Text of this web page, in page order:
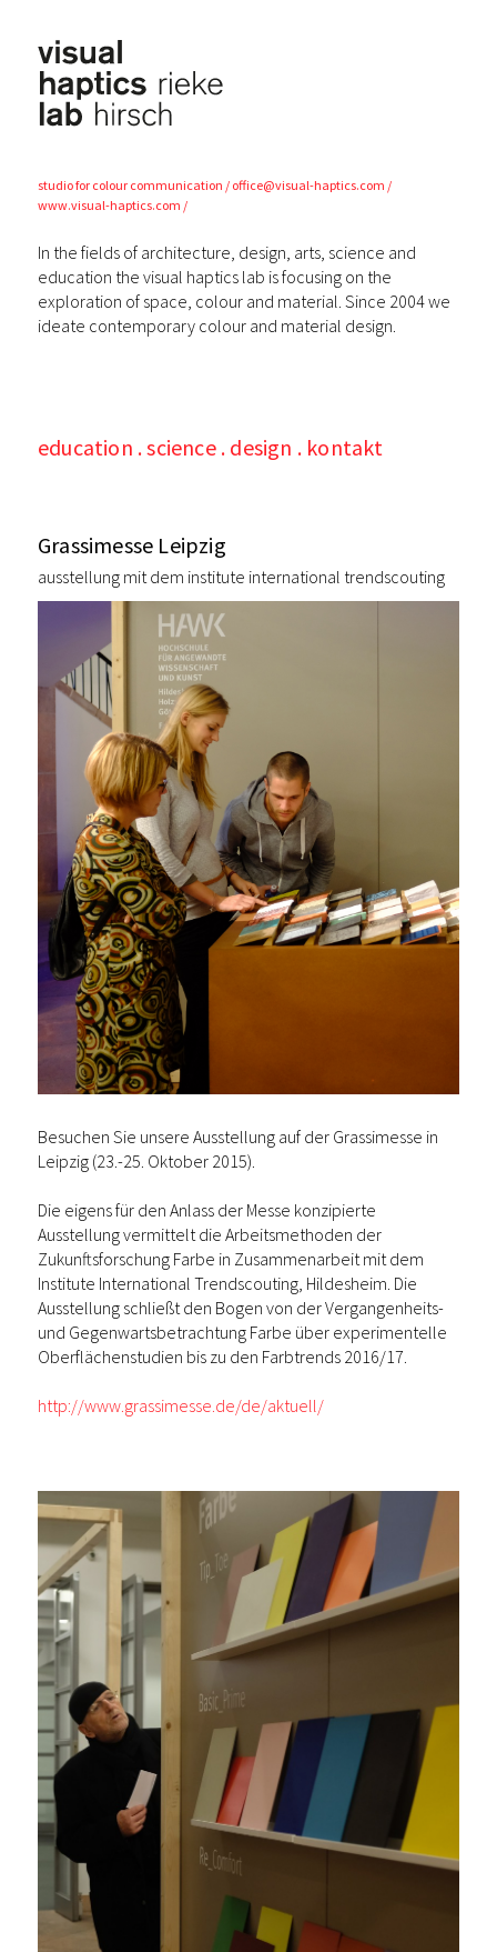
haptics lab
studio for colour communication
office@visual-haptics.com
www.visual-haptics.com
In the fields of architecture, design, arts, science and
education the visual haptics lab is focusing on the
exploration of space, colour and material. Since 2004 we
ideate contemporary colour and material design.
education science design kontakt
Grassimesse Leipzig
ausstellung mit dem institute international trendscouting
Besuchen Sie unsere Ausstellung auf der Grassimesse in
Leipzig (23.-25. Oktober 2015).
Die eigens für den Anlass der Messe konzipierte
Ausstellung vermittelt die Arbeitsmethoden der
Zukunftsforschung Farbe in Zusammenarbeit mit dem
Institute International Trendscouting, Hildesheim. Die
Ausstellung schließt den Bogen von der Vergangenheits-
und Gegenwartsbetrachtung Farbe über experimentelle
Oberflächenstudien bis zu den Farbtrends 2016/17.
http://www.grassimesse.de/de/aktuell/